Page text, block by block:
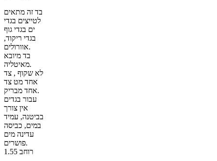
בד זה מתאים
לטייצים בגדי
ים בגדי גוף
בגדי ריקוד,
אוורולים.
בד מיובא
מאיטליה.
לא שקוף , צד
אחד מט צד
אחד מבריק.
עבור בגדים
אין צורך
בביטנה, עמיד
במים, כביסה
עדינה מים
פושרים.
רוחב 1.55